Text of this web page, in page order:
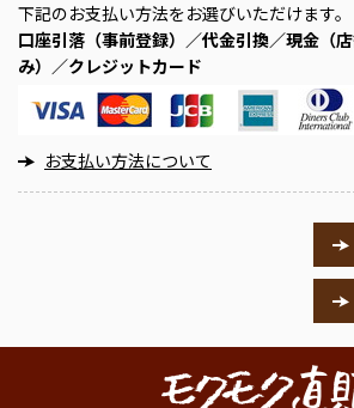
下記のお支払い方法をお選びいただけます。
口座引落（事前登録）／代金引換／現金（
み）／クレジットカード
お支払い方法について